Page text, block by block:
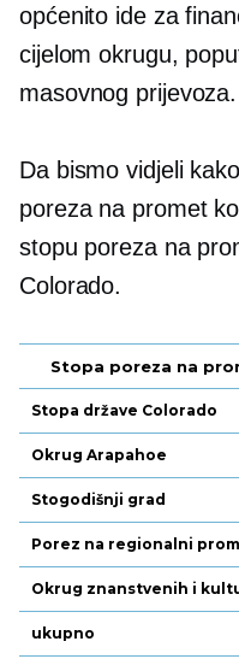
općenito ide za
cijelom okrugu,
masovnog prijevoza.
Da bismo vidjeli
poreza na promet
stopu poreza na
Colorado.
Stopa poreza na
Stopa države Colorado
Okrug Arapahoe
Stogodišnji grad
Porez na regionalni
Okrug znanstvenih i
ukupno